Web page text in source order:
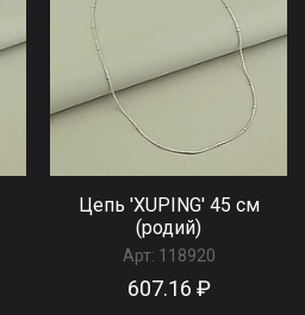
Цепь 'XUPING' 45 см
(родий)
Арт: 118920
607.16 ₽